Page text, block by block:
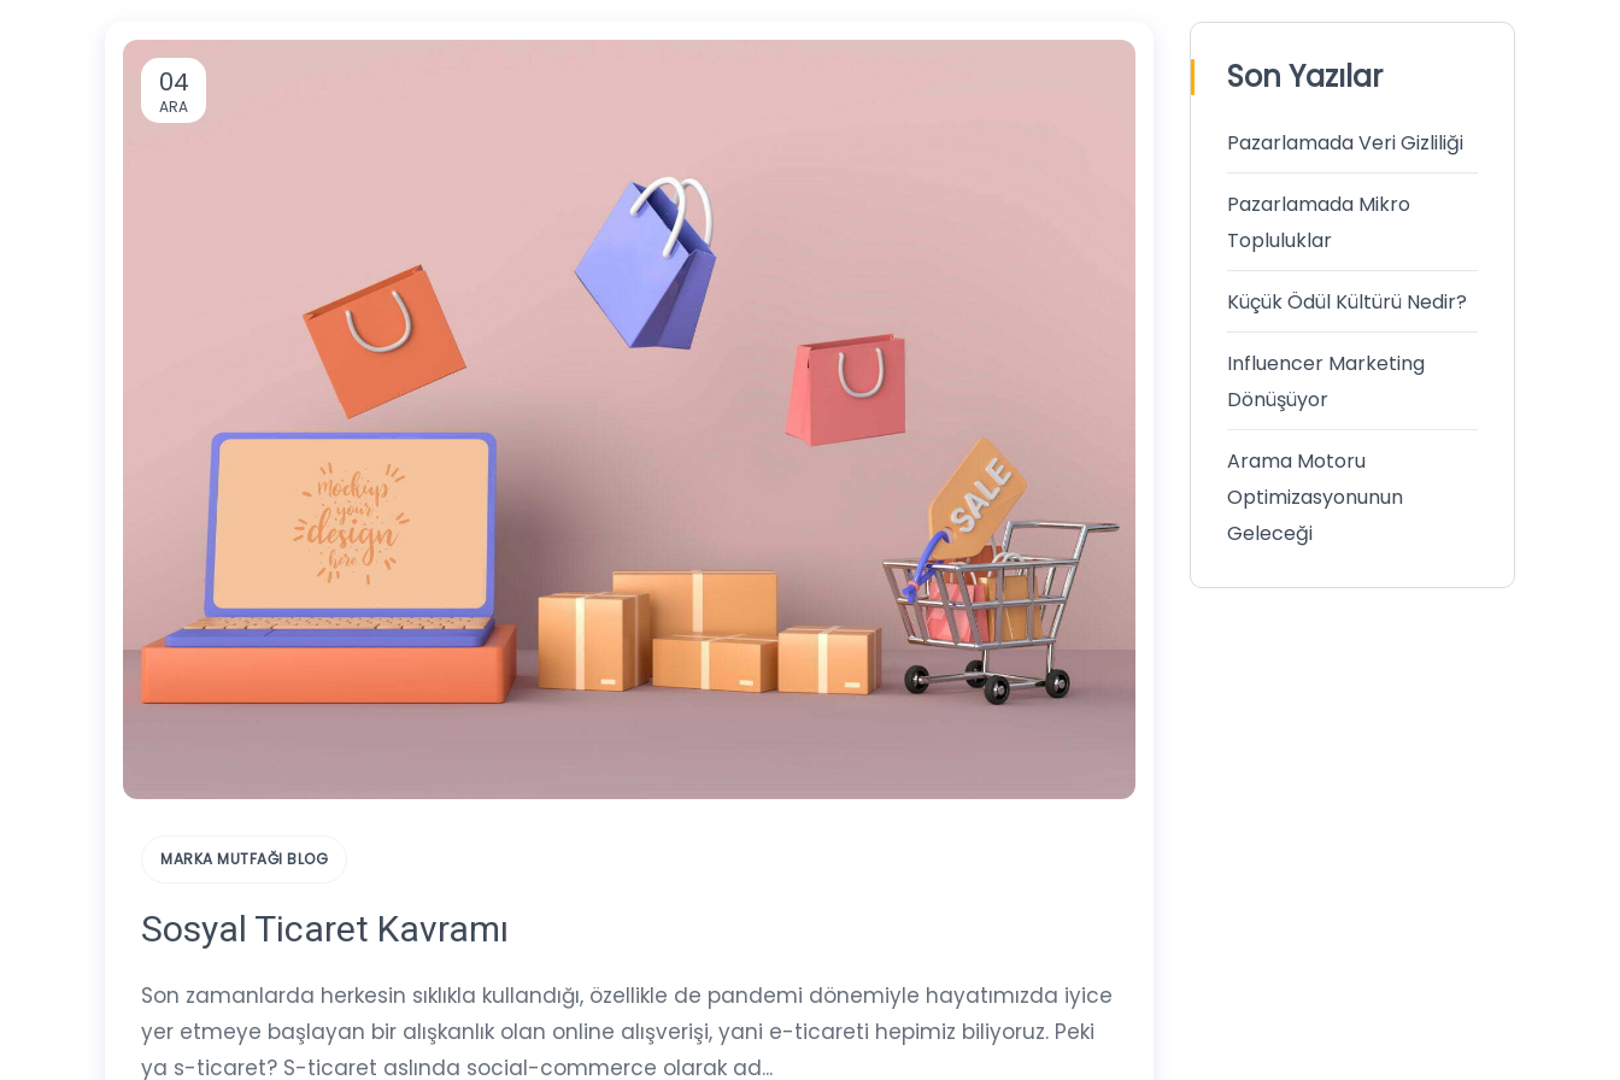
Son Yazılar
Pazarlamada Veri Gizliliği
Pazarlamada Mikro
Topluluklar
Küçük Ödül Kültürü Nedir?
Influencer Marketing
Dönüşüyor
Arama Motoru
Optimizasyonunun
Geleceği
04
ARA
MARKA MUTFAĞI BLOG
Sosyal Ticaret Kavramı
Son zamanlarda herkesin sıklıkla kullandığı, özellikle de pandemi dönemiyle hayatımızda iyice
yer etmeye başlayan bir alışkanlık olan online alışverişi, yani e-ticareti hepimiz biliyoruz. Peki
ya s-ticaret? S-ticaret aslında social-commerce olarak ad...